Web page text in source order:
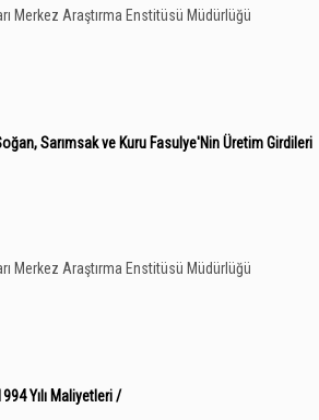
Merkez Araştırma Enstitüsü Müdürlüğü
Sarımsak ve Kuru Fasulye'Nin Üretim Girdileri
Merkez Araştırma Enstitüsü Müdürlüğü
Yılı Maliyetleri /